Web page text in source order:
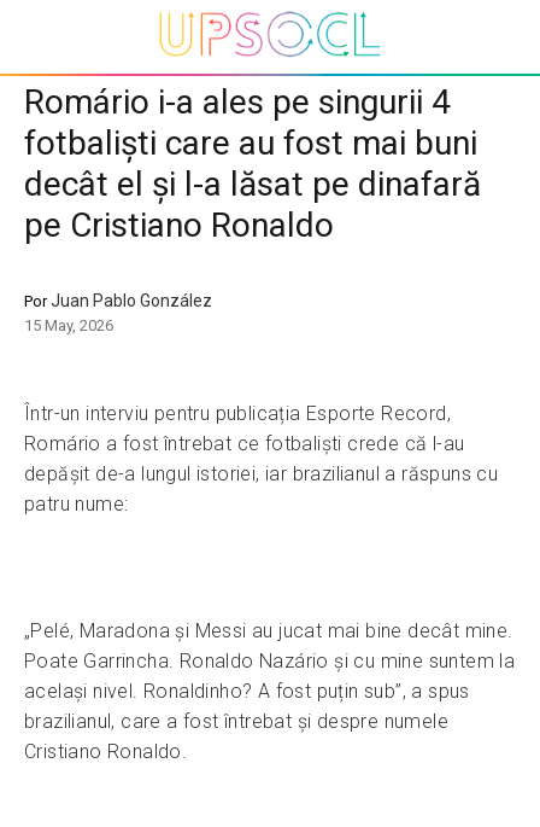
Romário i-a ales pe singurii 4
fotbaliști care au fost mai buni
decât el și l-a lăsat pe dinafară
pe Cristiano Ronaldo
PorJuan Pablo González
15 May, 2026
Într-un interviu pentru publicația Esporte Record,
Romário a fost întrebat ce fotbaliști crede că l-au
depășit de-a lungul istoriei, iar brazilianul a răspuns cu
patru nume:
„Pelé, Maradona și Messi au jucat mai bine decât mine.
Poate Garrincha. Ronaldo Nazário și cu mine suntem la
același nivel. Ronaldinho? A fost puțin sub”, a spus
brazilianul, care a fost întrebat și despre numele
Cristiano Ronaldo.